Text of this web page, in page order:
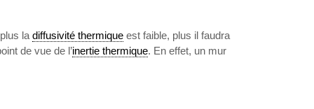
la diffusivité thermique est faible, plus il faudra
de vue de l’inertie thermique. En effet, un mur